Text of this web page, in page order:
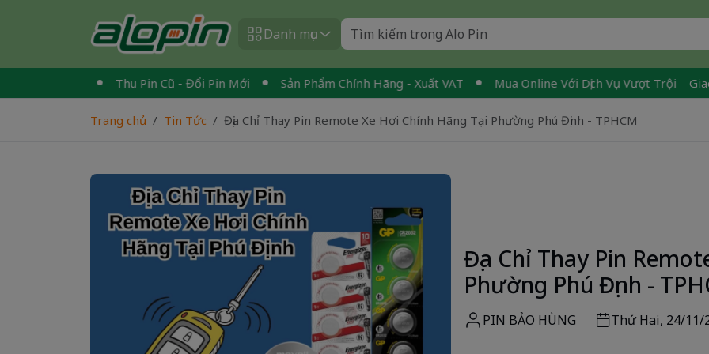
Danh mục
Thu Pin Cũ - Đổi Pin Mới Sản Phẩm Chính Hãng - Xuất VAT Mua Online Với Dịch Vụ Vượt Trội Giao Nhanh
Trang chủ Tin Tức Địa Chỉ Thay Pin Remote Xe Hơi Chính Hãng Tại Phường Phú Định - TPHCM
Địa Chỉ Thay Pin
Phường Phú Định -
PIN BẢO HÙNG Thứ Hai, 24/11/